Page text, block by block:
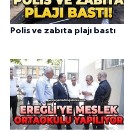
Polis ve zabıta plajı bastı